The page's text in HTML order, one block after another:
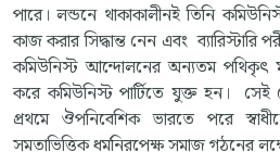
পারে। লন্ডনে থাকাকালীনই তিনি
কাজ করার সিদ্ধান্ত নেন এবং ব্যারিস্টারি
কমিউনিস্ট আন্দোলনের অন্যতম
করে কমিউনিস্ট পার্টিতে যুক্ত হন। সেই
প্রথমে ঔপনিবেশিক ভারতে পরে
সমতাভিত্তিক ধর্মনিরপেক্ষ সমাজ গঠনের